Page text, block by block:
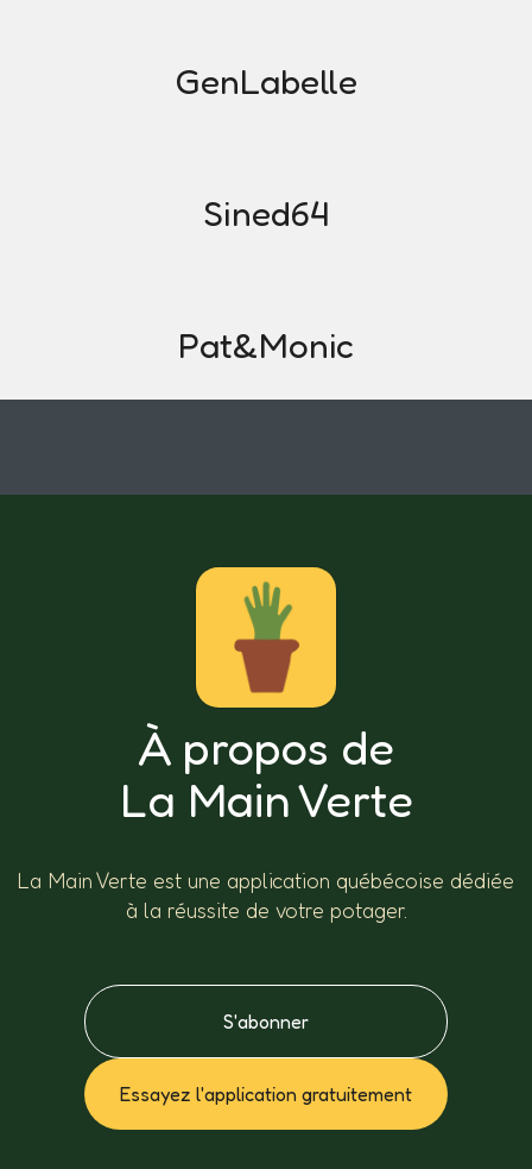
GenLabelle
Sined64
Pat&Monic
À propos de
La Main Verte
La Main Verte est une application québécoise dédiée
à la réussite de votre potager.
S'abonner
Essayez l'application gratuitement